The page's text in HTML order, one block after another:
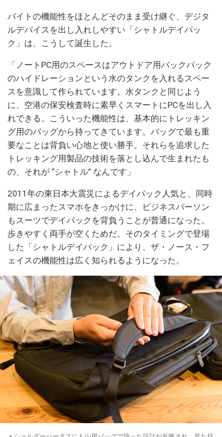
バイトの機能性をほとんどそのまま受け継ぐ、デジタ
ルデバイスを出し入れしやすい「シャトルデイパッ
ク」は、こうして誕生した。
「ノートPC用のスペースはアウトドア用バックパック
のハイドレーションという水のタンクを入れるスペー
スを意識して作られています。水タンクと同じよう
に、空港の保安検査時に素早くスマートにPCを出し入
れできる。こういった機能性は、基本的にトレッキン
グ用のバッグから持ってきています。バッグで最も重
要なことは背負い心地と使い勝手。それらを追求した
トレッキング用製品の技術を落とし込んで生まれたも
の、それが “シャトル” なんです」
2011年の東日本大震災によるデイパック人気と、同時
期に広まったスマホをきっかけに、ビジネスパーソン
もスーツでデイパックを背負うことが普通になった。
歩きやすく両手が空くためだ。そのタイミングで登場
した「シャトルデイパック」により、ザ・ノース・フ
ェイスの機能性は広く知られるようになった。